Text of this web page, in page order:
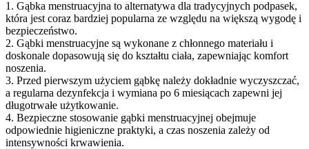
1. Gąbka menstruacyjna to alternatywa dla tradycyjnych podpasek,
która jest coraz bardziej popularna ze względu na większą wygodę i
bezpieczeństwo.
2. Gąbki menstruacyjne są wykonane z chłonnego materiału i
doskonale dopasowują się do kształtu ciała, zapewniając komfort
noszenia.
3. Przed pierwszym użyciem gąbkę należy dokładnie wyczyszczać,
a regularna dezynfekcja i wymiana po 6 miesiącach zapewni jej
długotrwałe użytkowanie.
4. Bezpieczne stosowanie gąbki menstruacyjnej obejmuje
odpowiednie higieniczne praktyki, a czas noszenia zależy od
intensywności krwawienia.